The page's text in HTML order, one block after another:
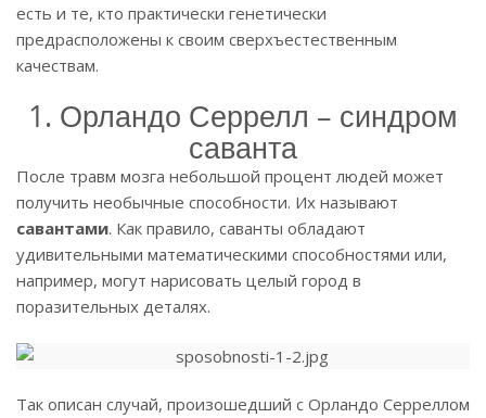
есть и те, кто практически генетически
предрасположены к своим сверхъестественным
качествам.
1. Орландо Серрелл – синдром
саванта
После травм мозга небольшой процент людей может
получить необычные способности. Их называют
савантами. Как правило, саванты обладают
удивительными математическими способностями или,
например, могут нарисовать целый город в
поразительных деталях.
Так описан случай, произошедший с Орландо Серреллом